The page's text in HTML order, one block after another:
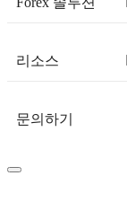
리소스
문의하기